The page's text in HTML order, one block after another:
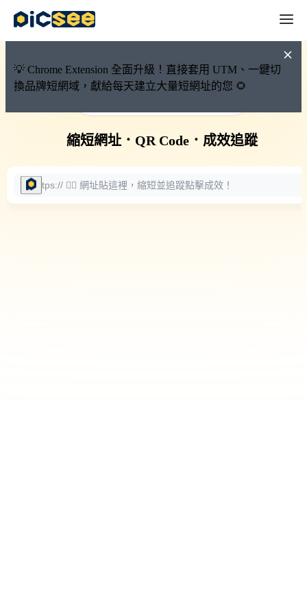
💡 Chrome Extension 全面升級！直接套用 UTM、一鍵切
換品牌短網域，獻給每天建立大量短網址的您 🌻
🚀 PicSee 短網址永久有效
縮短網址． QR Code． 成效追蹤